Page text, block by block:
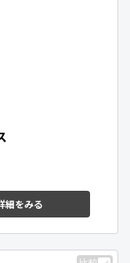
細をみる